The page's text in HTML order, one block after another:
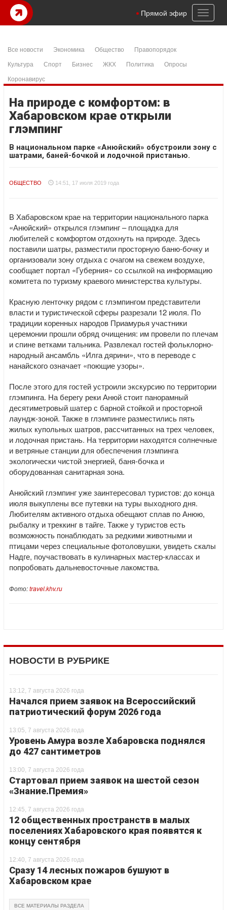
Toggle
Прямой эфир
Все новости Экономика Общество
Правопорядок
Культура
Спорт Бизнес ЖКХ Политика
Опросы
Коронавирус
На природе с комфортом: в
Хабаровском крае открыли
глэмпинг
В национальном парке «Анюйский» обустроили зону с
шатрами, баней-бочкой и лодочной пристанью.
ОБЩЕСТВО 14:51, 17 июля 2019 года
В Хабаровском крае на территории национального парка
«Анюйский» открылся глэмпинг – площадка для
любителей с комфортом отдохнуть на природе. Здесь
поставили шатры, разместили просторную баню-бочку и
организовали зону отдыха с очагом на свежем воздухе,
сообщает портал «Губерния» со ссылкой на информацию
комитета по туризму краевого министерства культуры.
Красную ленточку рядом с глэмпингом представители
власти и туристической сферы разрезали 12 июля. По
традиции коренных народов Приамурья участники
церемонии прошли обряд очищения: им провели по плечам
и спине ветками тальника. Развлекал гостей фольклорно-
народный ансамбль «Илга дярини», что в переводе с
нанайского означает «поющие узоры».
После этого для гостей устроили экскурсию по территории
глэмпинга. На берегу реки Анюй стоит панорамный
десятиметровый шатер с барной стойкой и просторной
лаундж-зоной. Также в глэмпинге разместились пять
жилых купольных шатров, рассчитанных на трех человек,
и лодочная пристань. На территории находятся солнечные
и ветряные станции для обеспечения глэмпинга
экологически чистой энергией, баня-бочка и
оборудованная санитарная зона.
Анюйский глэмпинг уже заинтересовал туристов: до конца
июля выкуплены все путевки на туры выходного дня.
Любителям активного отдыха обещают сплав по Анюю,
рыбалку и треккинг в тайге. Также у туристов есть
возможность понаблюдать за редкими животными и
птицами через специальные фотоловушки, увидеть скалы
Надге, поучаствовать в кулинарных мастер-классах и
попробовать дальневосточные лакомства.
Фото:travel.khv.ru
НОВОСТИ В РУБРИКЕ
13:12, 7 августа 2026 года
Начался прием заявок на Всероссийский
патриотический форум 2026 года
13:05, 7 августа 2026 года
Уровень Амура возле Хабаровска поднялся
до 427 сантиметров
13:00, 7 августа 2026 года
Стартовал прием заявок на шестой сезон
«Знание.Премия»
12:45, 7 августа 2026 года
12 общественных пространств в малых
поселениях Хабаровского края появятся к
концу сентября
12:40, 7 августа 2026 года
Сразу 14 лесных пожаров бушуют в
Хабаровском крае
ВСЕ МАТЕРИАЛЫ РАЗДЕЛА